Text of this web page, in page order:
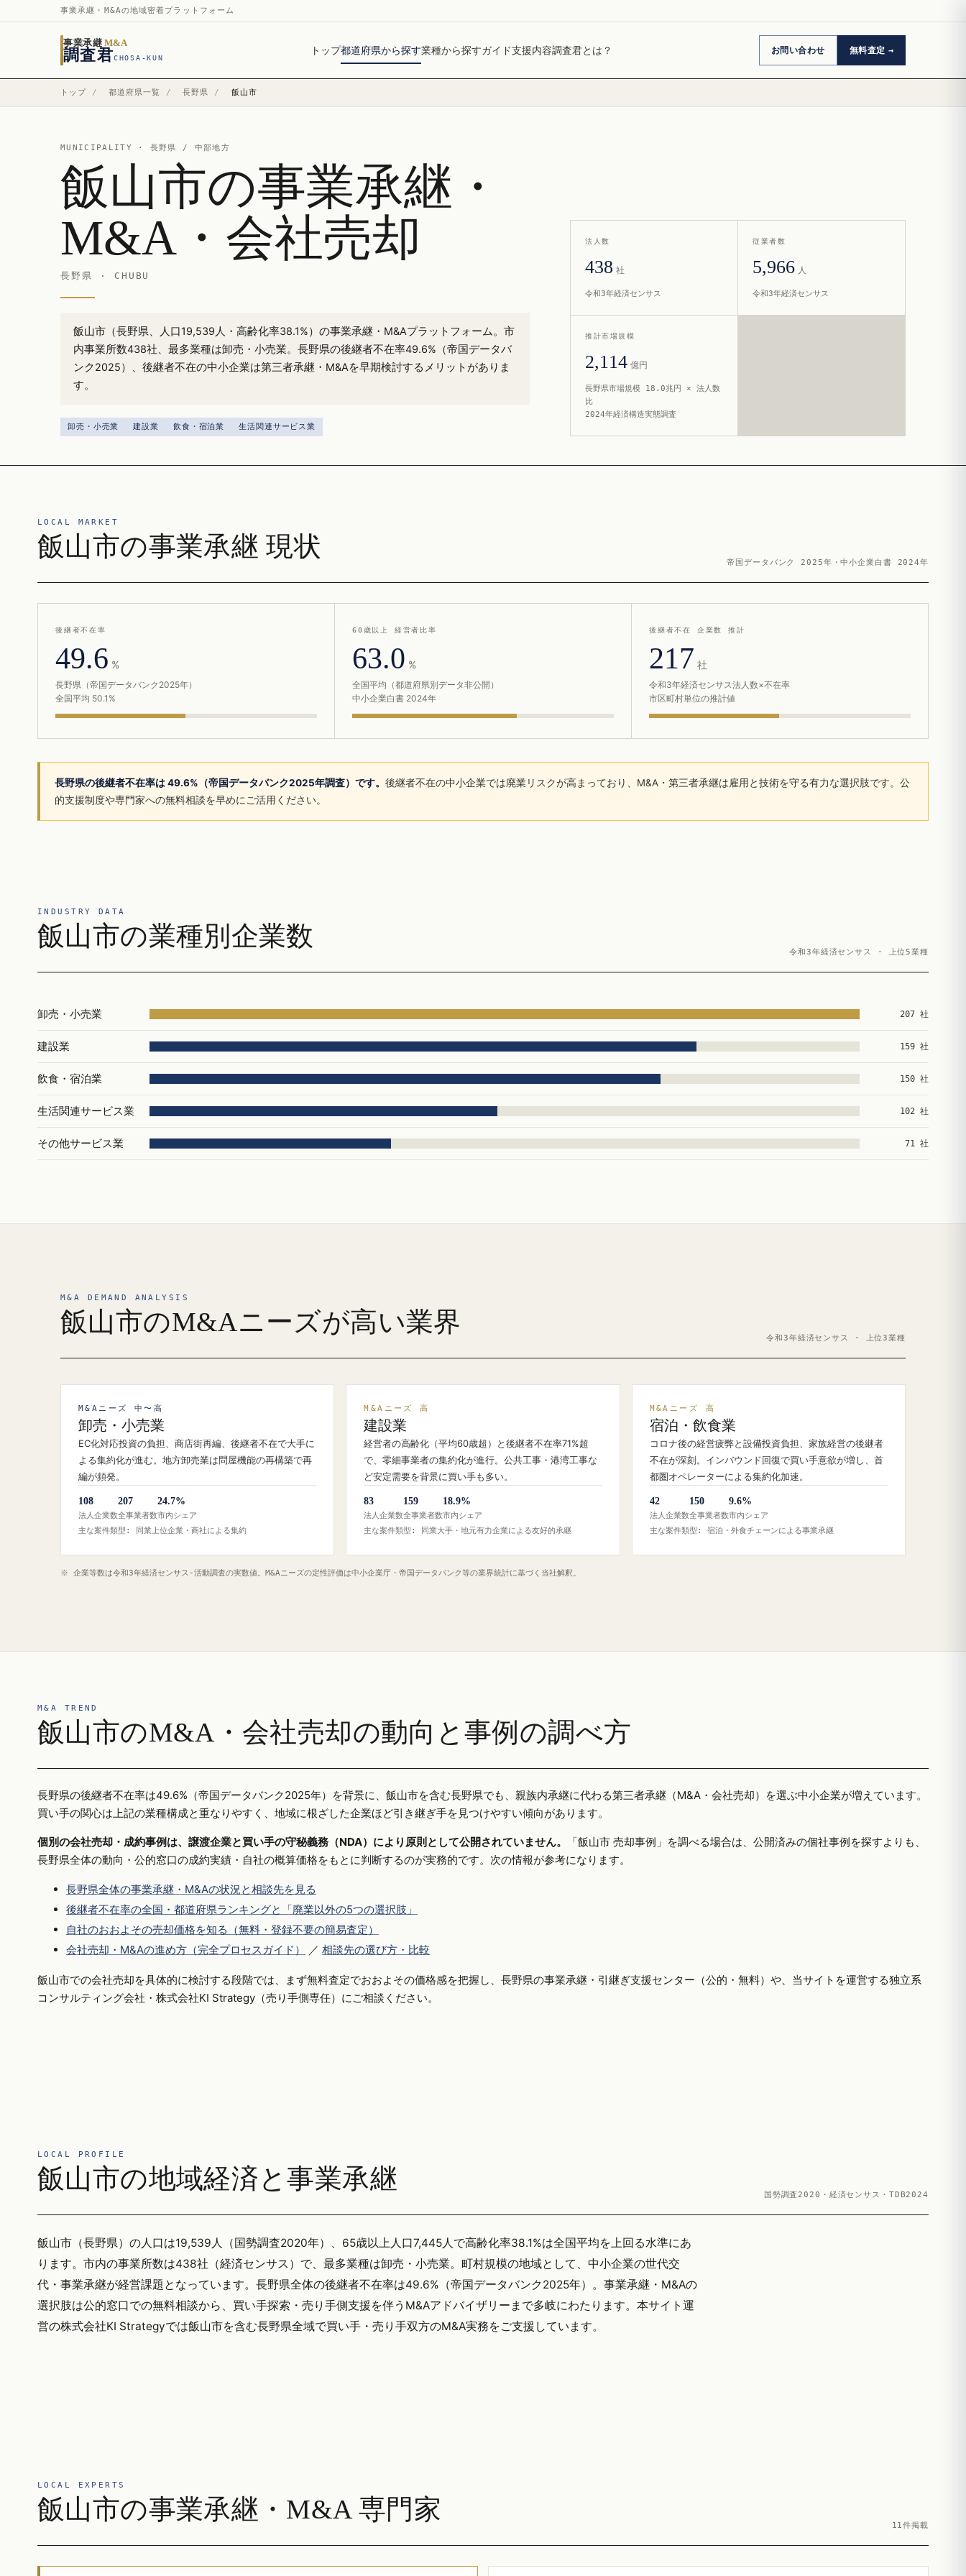
事業承継・M&Aの地域密着プラットフォーム
事業承継 M&A
調査君CHOSA-KUN
トップ都道府県から探す業種から探すガイド支援内容調査君とは？ お問い合わせ 無料査定
トップ / 都道府県一覧 / 長野県 / 飯山市
MUNICIPALITY · 長野県 / 中部地方
飯山市の事業承継・
M&A・会社売却
長野県 · CHUBU
飯山市（長野県、人口19,539人・高齢化率38.1%）の事業承継・M&Aプラットフォーム。市
内事業所数438社、最多業種は卸売・小売業。長野県の後継者不在率49.6%（帝国データバ
ンク2025）、後継者不在の中小企業は第三者承継・M&Aを早期検討するメリットがありま
す。
卸売・小売業 建設業 飲食・宿泊業 生活関連サービス業
法人数
438 社
令和3年経済センサス
従業者数
5,966 人
令和3年経済センサス
推計市場規模
2,114 億円
長野県市場規模 18.0兆円 × 法人数
比
2024年経済構造実態調査
LOCAL MARKET
飯山市の事業承継 現状
帝国データバンク 2025年・中小企業白書 2024年
後継者不在率
49.6 %
長野県（帝国データバンク2025年）
全国平均 50.1%
60歳以上 経営者比率
63.0 %
全国平均（都道府県別データ非公開）
中小企業白書 2024年
後継者不在 企業数 推計
217 社
令和3年経済センサス法人数×不在率
市区町村単位の推計値
長野県の後継者不在率は 49.6%（帝国データバンク2025年調査）です。 後継者不在の中小企業では廃業リスクが高まっており、M&A・第三者承継は雇用と技術を守る有力な選択肢です。公
的支援制度や専門家への無料相談を早めにご活用ください。
INDUSTRY DATA
飯山市の業種別企業数
令和3年経済センサス · 上位5業種
卸売・小売業 207 社
建設業 159 社
飲食・宿泊業 150 社
生活関連サービス業 102 社
その他サービス業 71 社
M&A DEMAND ANALYSIS
飯山市のM&Aニーズが高い業界
令和3年経済センサス · 上位3業種
M&Aニーズ 中〜高
卸売・小売業
EC化対応投資の負担、商店街再編、後継者不在で大手に
よる集約化が進む。地方卸売業は問屋機能の再構築で再
編が頻発。
108
法人企業数
207
全事業者数
24.7%
市内シェア
主な案件類型: 同業上位企業・商社による集約
M&Aニーズ 高
建設業
経営者の高齢化（平均60歳超）と後継者不在率71%超
で、零細事業者の集約化が進行。公共工事・港湾工事な
ど安定需要を背景に買い手も多い。
83
法人企業数
159
全事業者数
18.9%
市内シェア
主な案件類型: 同業大手・地元有力企業による友好的承継
M&Aニーズ 高
宿泊・飲食業
コロナ後の経営疲弊と設備投資負担、家族経営の後継者
不在が深刻。インバウンド回復で買い手意欲が増し、首
都圏オペレーターによる集約化加速。
42
法人企業数
150
全事業者数
9.6%
市内シェア
主な案件類型: 宿泊・外食チェーンによる事業承継
※ 企業等数は令和3年経済センサス‐活動調査の実数値。M&Aニーズの定性評価は中小企業庁・帝国データバンク等の業界統計に基づく当社解釈。
M&A TREND
飯山市のM&A・会社売却の動向と事例の調べ方
長野県の後継者不在率は49.6%（帝国データバンク2025年）を背景に、飯山市を含む長野県でも、親族内承継に代わる第三者承継（M&A・会社売却）を選ぶ中小企業が増えています。
買い手の関心は上記の業種構成と重なりやすく、地域に根ざした企業ほど引き継ぎ手を見つけやすい傾向があります。
個別の会社売却・成約事例は、譲渡企業と買い手の守秘義務（NDA）により原則として公開されていません。
「飯山市 売却事例」を調べる場合は、公開済みの個社事例を探すよりも、
長野県全体の動向・公的窓口の成約実績・自社の概算価格をもとに判断するのが実務的です。次の情報が参考になります。
長野県全体の事業承継・M&Aの状況と相談先を見る
後継者不在率の全国・都道府県ランキングと「廃業以外の5つの選択肢」
自社のおおよその売却価格を知る（無料・登録不要の簡易査定）
会社売却・M&Aの進め方（完全プロセスガイド）
／ 相談先の選び方・比較
飯山市での会社売却を具体的に検討する段階では、まず無料査定でおおよその価格感を把握し、長野県の事業承継・引継ぎ支援センター（公的・無料）や、当サイトを運営する独立系
コンサルティング会社・株式会社KI Strategy（売り手側専任）にご相談ください。
LOCAL PROFILE
飯山市の地域経済と事業承継
国勢調査2020・経済センサス・TDB2024
飯山市（長野県）の人口は19,539人（国勢調査2020年）、65歳以上人口7,445人で高齢化率38.1%は全国平均を上回る水準にあ
ります。市内の事業所数は438社（経済センサス）で、最多業種は卸売・小売業。町村規模の地域として、中小企業の世代交
代・事業承継が経営課題となっています。長野県全体の後継者不在率は49.6%（帝国データバンク2025年）。事業承継・M&Aの
選択肢は公的窓口での無料相談から、買い手探索・売り手側支援を伴うM&Aアドバイザリーまで多岐にわたります。本サイト運
営の株式会社KI Strategyでは飯山市を含む長野県全域で買い手・売り手双方のM&A実務をご支援しています。
LOCAL EXPERTS
飯山市の事業承継・M&A 専門家
11件掲載